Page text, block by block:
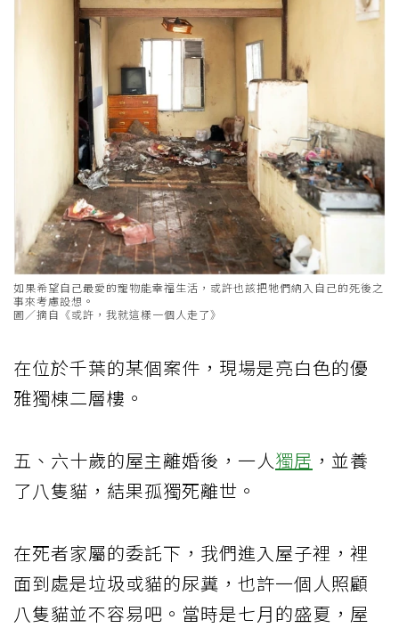
如果希望自己最愛的寵物能幸福生活，或許也該把牠們納入自己的死後之
事來考慮設想。
圖／摘自《或許，我就這樣一個人走了》
在位於千葉的某個案件，現場是亮白色的優
雅獨棟二層樓。
五、六十歲的屋主離婚後，一人獨居 ，並養
了八隻貓，結果孤獨死離世。
在死者家屬的委託下，我們進入屋子裡，裡
面到處是垃圾或貓的尿糞，也許一個人照顧
八隻貓並不容易吧。當時是七月的盛夏，屋